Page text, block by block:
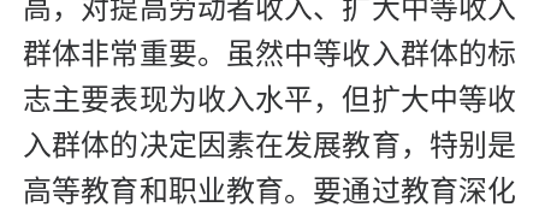
高，对提高劳动者收入、扩大中等收入
群体非常重要。虽然中等收入群体的标
志主要表现为收入水平，但扩大中等收
入群体的决定因素在发展教育，特别是
高等教育和职业教育。要通过教育深化